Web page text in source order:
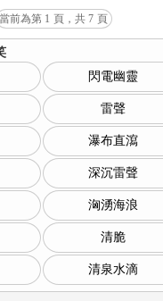
當前為第 1 頁，共 7 頁
閃電幽靈
雷聲
瀑布直瀉
深沉雷聲
洶湧海浪
清脆
清泉水滴